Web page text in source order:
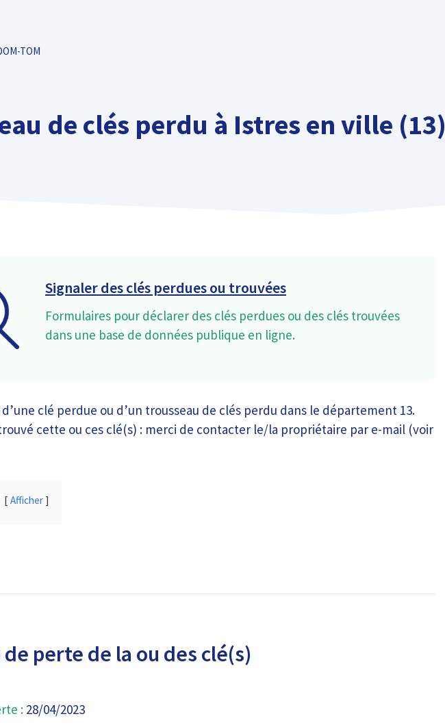
TOM
de clés perdu à Istres en ville (13)
Signaler des clés perdues ou trouvées
Formulaires pour déclarer des clés perdues ou des clés trouvées
dans une base de données publique en ligne.
clé perdue ou d’un trousseau de clés perdu dans le département 13.
cette ou ces clé(s) : merci de contacter le/la propriétaire par e-mail (voir
Afficher
de perte de la ou des clé(s)
: 28/04/2023